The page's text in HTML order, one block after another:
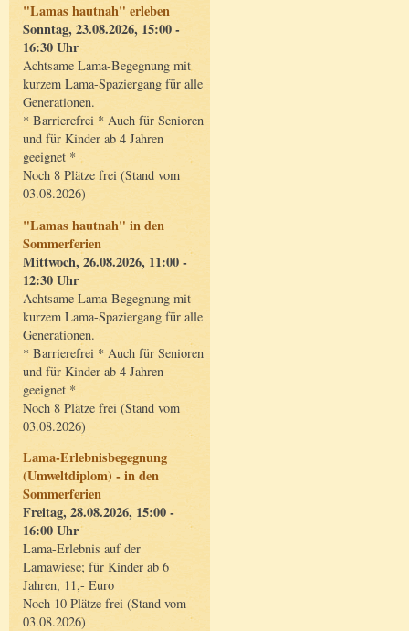
"Lamas hautnah" erleben
Sonntag, 23.08.2026, 15:00 -
16:30 Uhr
Achtsame Lama-Begegnung mit
kurzem Lama-Spaziergang für alle
Generationen.
* Barrierefrei * Auch für Senioren
und für Kinder ab 4 Jahren
geeignet *
Noch 8 Plätze frei (Stand vom
03.08.2026)
"Lamas hautnah" in den
Sommerferien
Mittwoch, 26.08.2026, 11:00 -
12:30 Uhr
Achtsame Lama-Begegnung mit
kurzem Lama-Spaziergang für alle
Generationen.
* Barrierefrei * Auch für Senioren
und für Kinder ab 4 Jahren
geeignet *
Noch 8 Plätze frei (Stand vom
03.08.2026)
Lama-Erlebnisbegegnung
(Umweltdiplom) - in den
Sommerferien
Freitag, 28.08.2026, 15:00 -
16:00 Uhr
Lama-Erlebnis auf der
Lamawiese; für Kinder ab 6
Jahren, 11,- Euro
Noch 10 Plätze frei (Stand vom
03.08.2026)